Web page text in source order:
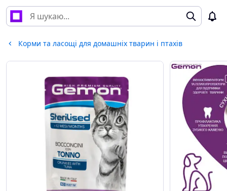
Корми та ласощі для домашніх тварин і птахів